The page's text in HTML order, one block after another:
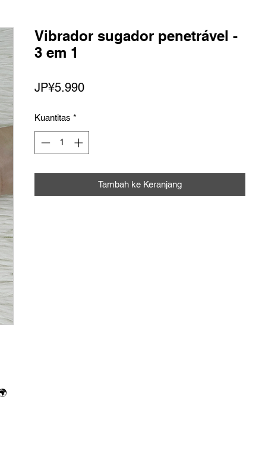
Vibrador sugador penetrável -
3 em 1
JP¥5.990Harga
Kuantitas *
Tambah ke Keranjang